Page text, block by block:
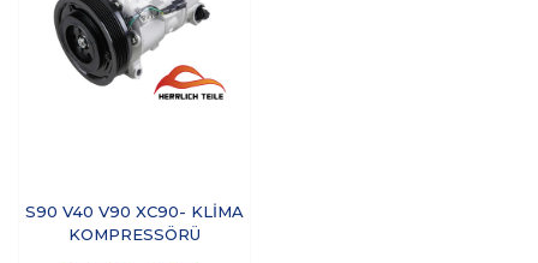
S90 V40 V90 XC90- KLİMA
KOMPRESSÖRÜ